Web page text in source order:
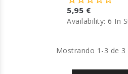
5,95 €
Availability: 6 In
Mostrando 1-3 de 3